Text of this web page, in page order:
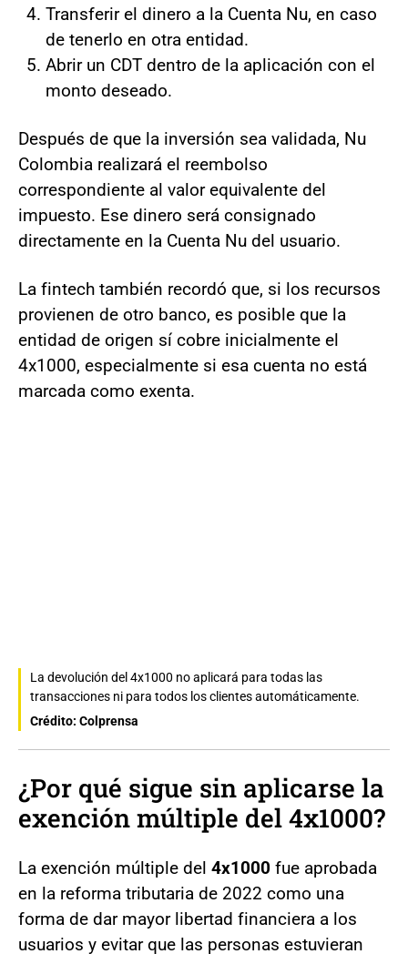
Transferir el dinero a la Cuenta Nu, en caso
de tenerlo en otra entidad.
Abrir un CDT dentro de la aplicación con el
monto deseado.
Después de que la inversión sea validada, Nu
Colombia realizará el reembolso
correspondiente al valor equivalente del
impuesto. Ese dinero será consignado
directamente en la Cuenta Nu del usuario.
La fintech también recordó que, si los recursos
provienen de otro banco, es posible que la
entidad de origen sí cobre inicialmente el
4x1000, especialmente si esa cuenta no está
marcada como exenta.
La devolución del 4x1000 no aplicará para todas las
transacciones ni para todos los clientes automáticamente.
Crédito: Colprensa
¿Por qué sigue sin aplicarse la
exención múltiple del 4x1000?
La exención múltiple del 4x1000 fue aprobada
en la reforma tributaria de 2022 como una
forma de dar mayor libertad financiera a los
usuarios y evitar que las personas estuvieran